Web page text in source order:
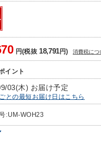
円(税抜 18,791円) 消費税につ
イント
03(木) お届け予定
との最短お届け日はこちら
:UM-WOH23